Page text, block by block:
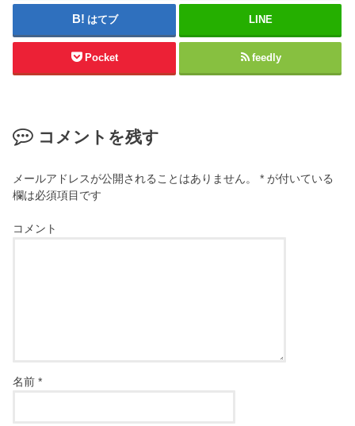
はてブ LINE
Pocket feedly
コメントを残す
メールアドレスが公開されることはありません。 * が付いている
欄は必須項目です
コメント
名前*